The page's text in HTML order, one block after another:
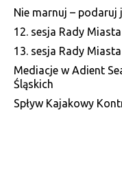
Nie marnuj – podaruj
12. sesja Rady
13. sesja Rady
Mediacje w Adient
Śląskich
Spływ Kajakowy